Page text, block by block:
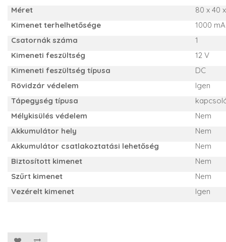
Méret
80 x 40
Kimenet terhelhetősége
1000 mA
Csatornák száma
1
Kimeneti feszültség
12 V
Kimeneti feszültség típusa
DC
Rövidzár védelem
Igen
Tápegység típusa
Mélykisülés védelem
Nem
Akkumulátor hely
Nem
Akkumulátor csatlakoztatási lehetőség
Nem
Biztosított kimenet
Nem
Szűrt kimenet
Nem
Vezérelt kimenet
Igen